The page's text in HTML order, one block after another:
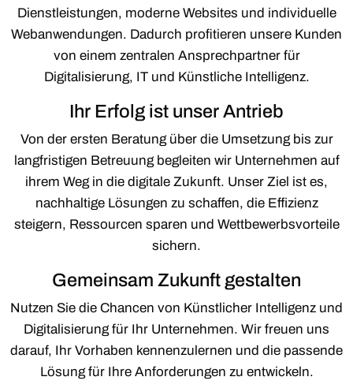
Dienstleistungen, moderne Websites und individuelle
Webanwendungen. Dadurch profitieren unsere Kunden
von einem zentralen Ansprechpartner für
Digitalisierung, IT und Künstliche Intelligenz.
Ihr Erfolg ist unser Antrieb
Von der ersten Beratung über die Umsetzung bis zur
langfristigen Betreuung begleiten wir Unternehmen auf
ihrem Weg in die digitale Zukunft. Unser Ziel ist es,
nachhaltige Lösungen zu schaffen, die Effizienz
steigern, Ressourcen sparen und Wettbewerbsvorteile
sichern.
Gemeinsam Zukunft gestalten
Nutzen Sie die Chancen von Künstlicher Intelligenz und
Digitalisierung für Ihr Unternehmen. Wir freuen uns
darauf, Ihr Vorhaben kennenzulernen und die passende
Lösung für Ihre Anforderungen zu entwickeln.